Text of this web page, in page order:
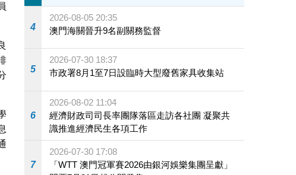
4
2026-08-05 20:35
澳門海關晉升9名副關務監督
5
2026-07-30 18:37
市政署8月1至7日設臨時大型廢舊家具收集站
6
2026-08-02 11:04
經濟財政司司長率團隊落區走訪各社團 凝聚共
識推進經濟民生各項工作
7
2026-07-30 17:08
「WTT 澳門冠軍賽2026由銀河娛樂集團呈獻」